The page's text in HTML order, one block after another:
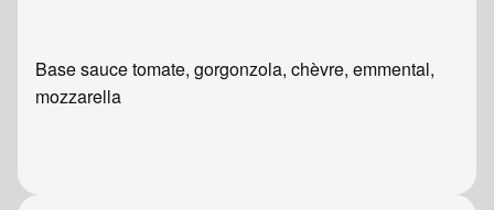
Base sauce tomate, gorgonzola, chèvre, emmental,
mozzarella